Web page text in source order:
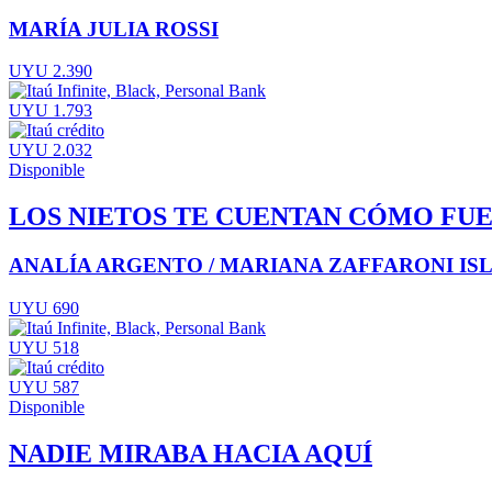
MARÍA JULIA ROSSI
UYU 2.390
UYU 1.793
UYU 2.032
Disponible
LOS NIETOS TE CUENTAN CÓMO FUE
ANALÍA ARGENTO / MARIANA ZAFFARONI
UYU 690
UYU 518
UYU 587
Disponible
NADIE MIRABA HACIA AQUÍ